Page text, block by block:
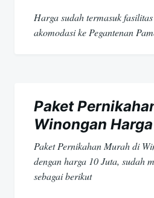
Harga sudah termasuk
akomodasi ke Pegantenan
Paket
Winongan
Paket Pernikahan Murah di
dengan harga 10 Juta, sudah
sebagai berikut